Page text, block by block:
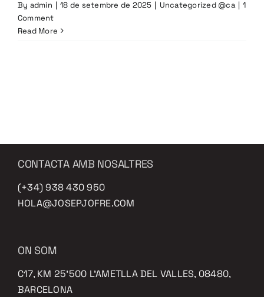
By admin | 18 de setembre de 2025 | Uncategorized @ca | 1
Comment
Read More
CONTACTA AMB NOSALTRES
(+34) 938 430 950
HOLA@JOSEPJOFRE.COM
ON SOM
C17, KM 25’500 L’AMETLLA DEL VALLES, 08480,
BARCELONA